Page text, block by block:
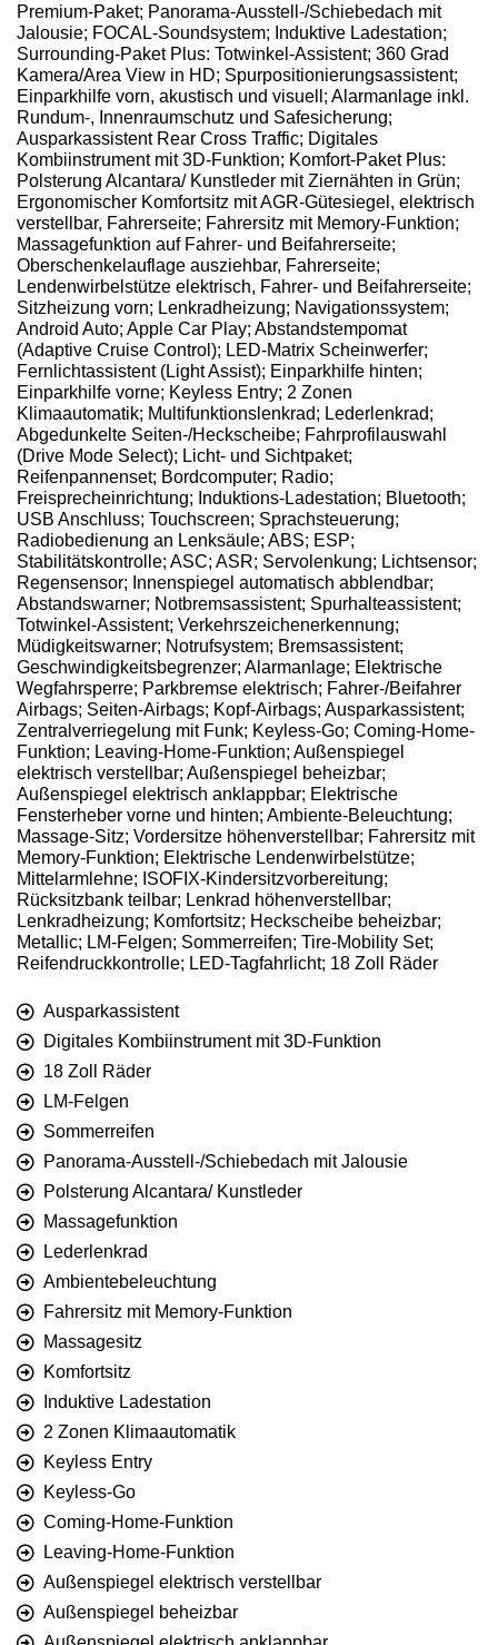
Premium-Paket; Panorama-Ausstell-/Schiebedach mit
Jalousie; FOCAL-Soundsystem; Induktive Ladestation;
Surrounding-Paket Plus: Totwinkel-Assistent; 360 Grad
Kamera/Area View in HD; Spurpositionierungsassistent;
Einparkhilfe vorn, akustisch und visuell; Alarmanlage inkl.
Rundum-, Innenraumschutz und Safesicherung;
Ausparkassistent Rear Cross Traffic; Digitales
Kombiinstrument mit 3D-Funktion; Komfort-Paket Plus:
Polsterung Alcantara/ Kunstleder mit Ziernähten in Grün;
Ergonomischer Komfortsitz mit AGR-Gütesiegel, elektrisch
verstellbar, Fahrerseite; Fahrersitz mit Memory-Funktion;
Massagefunktion auf Fahrer- und Beifahrerseite;
Oberschenkelauflage ausziehbar, Fahrerseite;
Lendenwirbelstütze elektrisch, Fahrer- und Beifahrerseite;
Sitzheizung vorn; Lenkradheizung; Navigationssystem;
Android Auto; Apple Car Play; Abstandstempomat
(Adaptive Cruise Control); LED-Matrix Scheinwerfer;
Fernlichtassistent (Light Assist); Einparkhilfe hinten;
Einparkhilfe vorne; Keyless Entry; 2 Zonen
Klimaautomatik; Multifunktionslenkrad; Lederlenkrad;
Abgedunkelte Seiten-/Heckscheibe; Fahrprofilauswahl
(Drive Mode Select); Licht- und Sichtpaket;
Reifenpannenset; Bordcomputer; Radio;
Freisprecheinrichtung; Induktions-Ladestation; Bluetooth;
USB Anschluss; Touchscreen; Sprachsteuerung;
Radiobedienung an Lenksäule; ABS; ESP;
Stabilitätskontrolle; ASC; ASR; Servolenkung; Lichtsensor;
Regensensor; Innenspiegel automatisch abblendbar;
Abstandswarner; Notbremsassistent; Spurhalteassistent;
Totwinkel-Assistent; Verkehrszeichenerkennung;
Müdigkeitswarner; Notrufsystem; Bremsassistent;
Geschwindigkeitsbegrenzer; Alarmanlage; Elektrische
Wegfahrsperre; Parkbremse elektrisch; Fahrer-/Beifahrer
Airbags; Seiten-Airbags; Kopf-Airbags; Ausparkassistent;
Zentralverriegelung mit Funk; Keyless-Go; Coming-Home-
Funktion; Leaving-Home-Funktion; Außenspiegel
elektrisch verstellbar; Außenspiegel beheizbar;
Außenspiegel elektrisch anklappbar; Elektrische
Fensterheber vorne und hinten; Ambiente-Beleuchtung;
Massage-Sitz; Vordersitze höhenverstellbar; Fahrersitz mit
Memory-Funktion; Elektrische Lendenwirbelstütze;
Mittelarmlehne; ISOFIX-Kindersitzvorbereitung;
Rücksitzbank teilbar; Lenkrad höhenverstellbar;
Lenkradheizung; Komfortsitz; Heckscheibe beheizbar;
Metallic; LM-Felgen; Sommerreifen; Tire-Mobility Set;
Reifendruckkontrolle; LED-Tagfahrlicht; 18 Zoll Räder
Ausparkassistent
Digitales Kombiinstrument mit 3D-Funktion
18 Zoll Räder
LM-Felgen
Sommerreifen
Panorama-Ausstell-/Schiebedach mit Jalousie
Polsterung Alcantara/ Kunstleder
Massagefunktion
Lederlenkrad
Ambientebeleuchtung
Fahrersitz mit Memory-Funktion
Massagesitz
Komfortsitz
Induktive Ladestation
2 Zonen Klimaautomatik
Keyless Entry
Keyless-Go
Coming-Home-Funktion
Leaving-Home-Funktion
Außenspiegel elektrisch verstellbar
Außenspiegel beheizbar